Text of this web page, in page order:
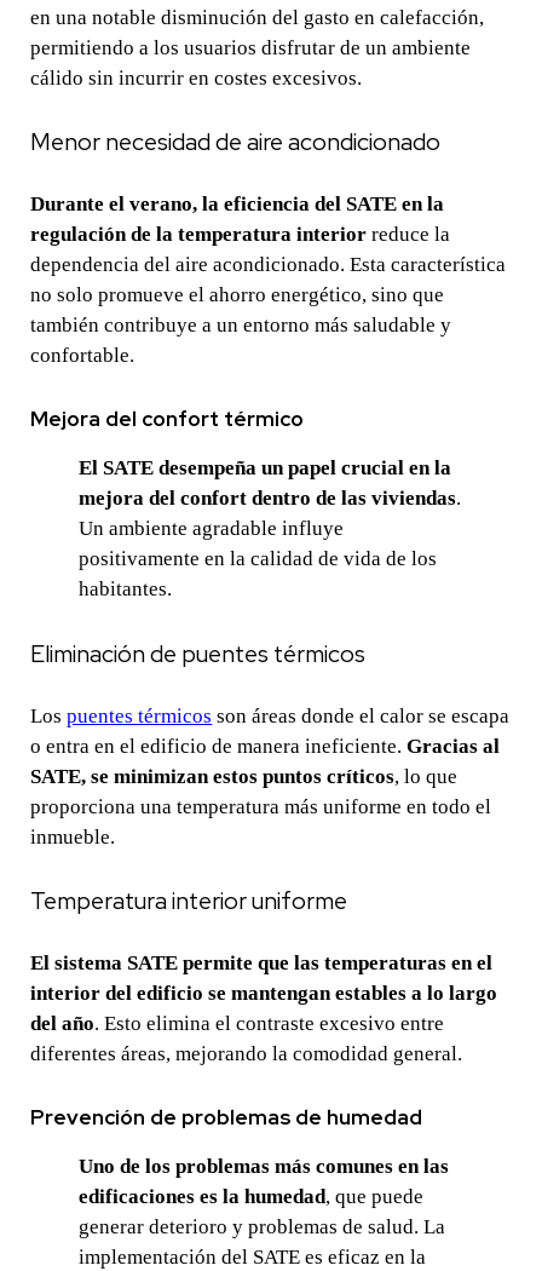
en una notable disminución del gasto en calefacción,
permitiendo a los usuarios disfrutar de un ambiente
cálido sin incurrir en costes excesivos.
Menor necesidad de aire acondicionado
Durante el verano, la eficiencia del SATE en la
regulación de la temperatura interior reduce la
dependencia del aire acondicionado. Esta característica
no solo promueve el ahorro energético, sino que
también contribuye a un entorno más saludable y
confortable.
Mejora del confort térmico
El SATE desempeña un papel crucial en la
mejora del confort dentro de las viviendas.
Un ambiente agradable influye
positivamente en la calidad de vida de los
habitantes.
Eliminación de puentes térmicos
Lospuentes térmicos son áreas donde el calor se escapa
o entra en el edificio de manera ineficiente.Gracias al
SATE, se minimizan estos puntos críticos, lo que
proporciona una temperatura más uniforme en todo el
inmueble.
Temperatura interior uniforme
El sistema SATE permite que las temperaturas en el
interior del edificio se mantengan estables a lo largo
del año. Esto elimina el contraste excesivo entre
diferentes áreas, mejorando la comodidad general.
Prevención de problemas de humedad
Uno de los problemas más comunes en las
edificaciones es la humedad, que puede
generar deterioro y problemas de salud. La
implementación del SATE es eficaz en la